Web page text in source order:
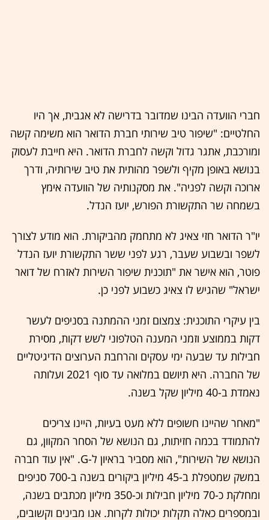
חברי הוועדה הבינו שמדובר בדרישה לא אגבית, אך היו
החלטיים: "שיפור טיב שירותי חברת הדואר הוא משימה קשה
ומורכבת, אתגר גדול וקשה לחברת הדואר. היא חייבת לעסוק
בנושא באופן מקיף ולשפר מהותית את טיב שירותיה, ודרך
ארוכה וקשה לפניה". את מסקנותיה של הוועדה אימץ
בשמחה שר התקשורת הפורש, יועז הנדל.
יו"ר הדואר חזי צאיג לא מתחמק מהביקורת. הוא מודע לצורך
לשפר ובשבוע שעבר, רגע לפני ששר התקשורת יועז הנדל
פוטר, הוא אישר את "תוכנית שיפור השירות לאזרח של דואר
ישראל" שהגיש לו צאיג כשבוע לפני כן.
בין עיקרי התוכנית: צמצום זמני ההמתנה בסניפים לעשר
דקות בממוצע וזמני המענה הטלפוני לשש דקות, מסירת
חבילות עד שבעה ימי עסקים והרחבת הערוצים הדיגיטליים
של החברה. היא תיושם במלואה עד סוף 2021 ועלותה
נאמדת ב-40 מיליון שקל בשנה.
"מאחר שהיינו חשופים ללא מעט בעיות, היינו צריכים
להתמודד בכמה חזיתות, גם הנושא של הסחר המקוון, גם
הנושא של השירות", הוא מסביר בראיון ל-G. "אין עוד חברה
במשק שמטפלת ב-45 מיליון ביקורים בשנה ב-700 סניפים
ומחלקת כ-70 מיליון חבילות וכ-350 מיליון מכתבים בשנה,
ובמספרים כאלה תקלות יכולות לקרות. אנו מבינים וקשובים,